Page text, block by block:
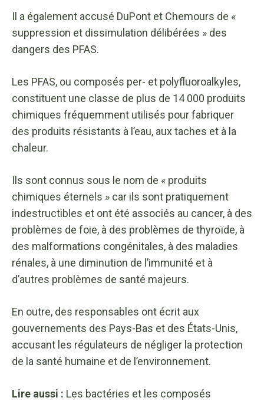
Il a également accusé DuPont et Chemours de «
suppression et dissimulation délibérées » des
dangers des PFAS.
Les PFAS, ou composés per- et polyfluoroalkyles,
constituent une classe de plus de 14 000 produits
chimiques fréquemment utilisés pour fabriquer
des produits résistants à l’eau, aux taches et à la
chaleur.
Ils sont connus sous le nom de « produits
chimiques éternels » car ils sont pratiquement
indestructibles et ont été associés au cancer, à des
problèmes de foie, à des problèmes de thyroïde, à
des malformations congénitales, à des maladies
rénales, à une diminution de l’immunité et à
d’autres problèmes de santé majeurs.
En outre, des responsables ont écrit aux
gouvernements des Pays-Bas et des États-Unis,
accusant les régulateurs de négliger la protection
de la santé humaine et de l’environnement.
Lire aussi : Les bactéries et les composés